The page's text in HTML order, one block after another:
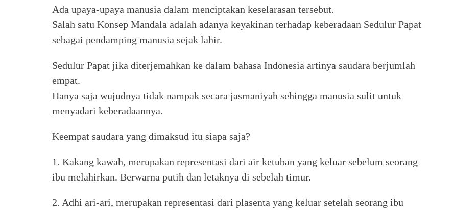
Ada upaya-upaya manusia dalam menciptakan keselarasan tersebut.
Salah satu Konsep Mandala adalah adanya keyakinan terhadap keberadaan Sedulur Papat
sebagai pendamping manusia sejak lahir.
Sedulur Papat jika diterjemahkan ke dalam bahasa Indonesia artinya saudara berjumlah
empat.
Hanya saja wujudnya tidak nampak secara jasmaniyah sehingga manusia sulit untuk
menyadari keberadaannya.
Keempat saudara yang dimaksud itu siapa saja?
1. Kakang kawah, merupakan representasi dari air ketuban yang keluar sebelum seorang
ibu melahirkan. Berwarna putih dan letaknya di sebelah timur.
2. Adhi ari-ari, merupakan representasi dari plasenta yang keluar setelah seorang ibu